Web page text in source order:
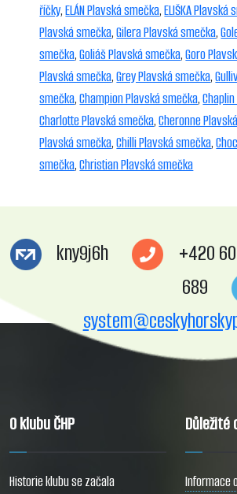
říčky,ELÁN Plavská smečka,ELIŠKA Plavská
Plavská smečka,Gilera Plavská smečka,
smečka,Goliáš Plavská smečka,Goro
Plavská smečka,Grey Plavská smečka,
smečka,Champion Plavská smečka,
Charlotte Plavská smečka,Cheronne
Plavská smečka,Chilli Plavská smečka,
smečka,Christian Plavská smečka
kny9j6h
+420
689
O klubu ČHP
Historie klubu se začala
Důležité
Informace